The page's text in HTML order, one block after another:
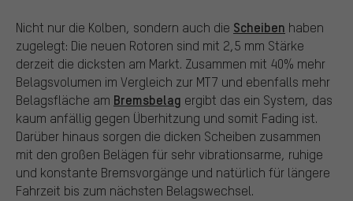
Nicht nur die Kolben, sondern auch die Scheiben haben
zugelegt: Die neuen Rotoren sind mit 2,5 mm Stärke
derzeit die dicksten am Markt. Zusammen mit 40% mehr
Belagsvolumen im Vergleich zur MT7 und ebenfalls mehr
Belagsfläche am Bremsbelag ergibt das ein System, das
kaum anfällig gegen Überhitzung und somit Fading ist.
Darüber hinaus sorgen die dicken Scheiben zusammen
mit den großen Belägen für sehr vibrationsarme, ruhige
und konstante Bremsvorgänge und natürlich für längere
Fahrzeit bis zum nächsten Belagswechsel.